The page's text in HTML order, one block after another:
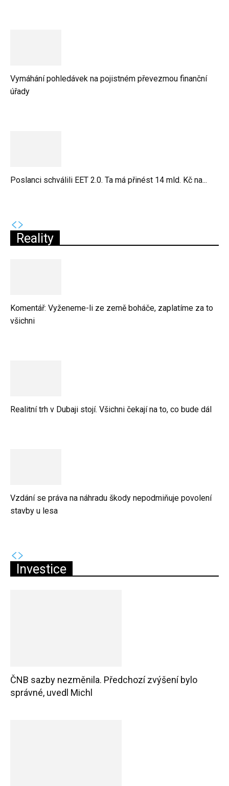
Vymáhání pohledávek na pojistném převezmou finanční
úřady
Poslanci schválili EET 2.0. Ta má přinést 14 mld. Kč na...
Reality
Komentář: Vyženeme-li ze země boháče, zaplatíme za to
všichni
Realitní trh v Dubaji stojí. Všichni čekají na to, co bude dál
Vzdání se práva na náhradu škody nepodmiňuje povolení
stavby u lesa
Investice
ČNB sazby nezměnila. Předchozí zvýšení bylo
správné, uvedl Michl